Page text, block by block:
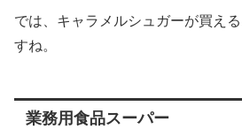
では、キャラメルシュガーが買え
すね。
業務用食品スーパー